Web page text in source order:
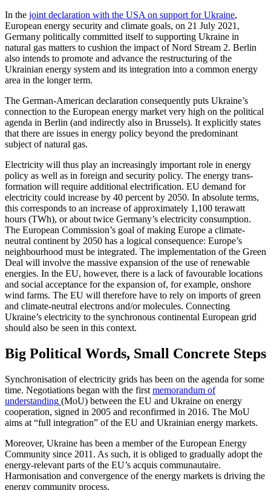
In the joint declaration with the USA on support for Ukraine,
European energy security and climate goals, on 21 July 2021,
Germany politically committed itself to supporting Ukraine in
natural gas matters to cushion the impact of Nord Stream 2. Berlin
also intends to promote and advance the restructuring of the
Ukrainian energy system and its integration into a common energy
area in the longer term.
The German-American declaration con­sequently puts Ukraine’s
connection to the European energy market very high on the political
agenda in Berlin (and indirectly also in Brussels). It explicitly states
that there are issues in energy policy beyond the predominant
subject of natural gas.
Electricity will thus play an increasingly important role in energy
policy as well as in foreign and security policy. The energy trans­
formation will require additional elec­trification. EU demand for
electricity could increase by 40 percent by 2050. In absolute terms,
this corresponds to an increase of approximately 1,100 terawatt
hours (TWh), or about twice Germany’s electricity con­sumption.
The European Commission’s goal of making Europe a climate-
neutral con­tinent by 2050 has a logical consequence: Europe’s
neighbourhood must be integrated. The implementation of the Green
Deal will involve the massive expansion of the use of renewable
energies. In the EU, how­ever, there is a lack of favourable locations
and social acceptance for the expansion of, for example, onshore
wind farms. The EU will therefore have to rely on imports of green
and cli­mate-neutral electrons and/or molecules. Connecting
Ukraine’s electricity to the synchronous continental European grid
should also be seen in this context.
Big Political Words, Small Concrete Steps
Synchronisation of electricity grids has been on the agenda for some
time. Nego­tiations began with the first memorandum of
understanding (MoU) between the EU and Ukraine on energy
cooperation, signed in 2005 and reconfirmed in 2016. The MoU
aims at “full integration” of the EU and Ukrainian energy markets.
Moreover, Ukraine has been a member of the European Energy
Community since 2011. As such, it is obliged to gradually adopt the
energy-relevant parts of the EU’s acquis communautaire.
Harmonisation and convergence of the energy markets is driv­ing the
energy community process.